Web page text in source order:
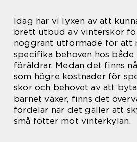
Idag har vi lyxen av att
brett utbud av vinterskor
noggrant utformade för att
specifika behoven hos både
föräldrar. Medan det finns
som högre kostnader för
skor och behovet av att
barnet växer, finns det
fördelar när det gäller att
små fötter mot vinterkylan.